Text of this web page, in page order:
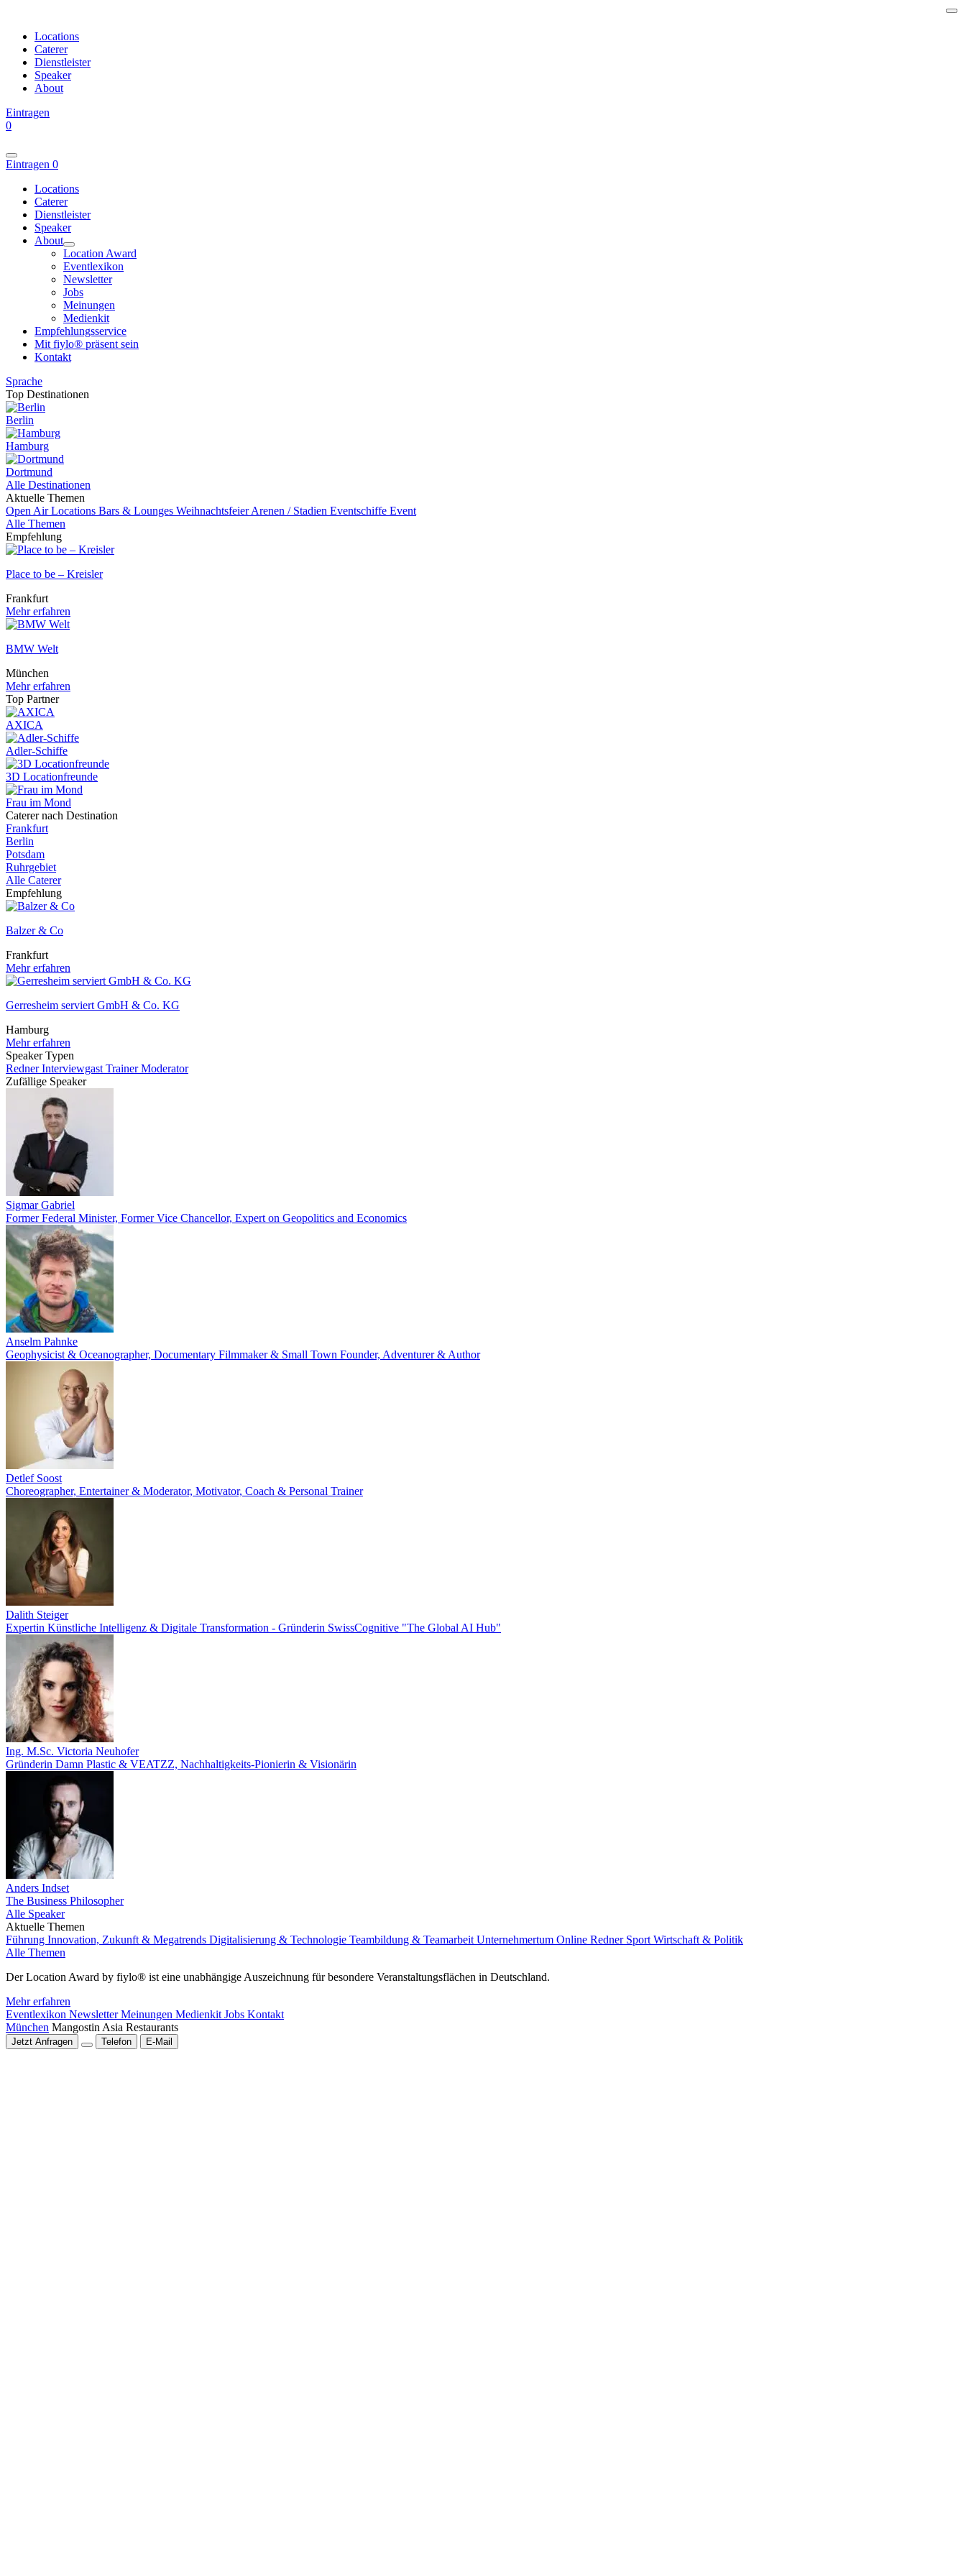
Locations
Caterer
Dienstleister
Speaker
About
Eintragen
0
Eintragen 0
Locations
Caterer
Dienstleister
Speaker
About
Location Award
Eventlexikon
Newsletter
Jobs
Meinungen
Medienkit
Empfehlungsservice
Mit fiylo® präsent sein
Kontakt
Sprache
Top Destinationen
Berlin
Hamburg
Dortmund
Alle Destinationen
Aktuelle Themen
Open Air Locations Bars & Lounges WeihnachtsfeierArenen / Stadien Eventschiffe Event
Alle Themen
Empfehlung
Place to be – Kreisler
Frankfurt
Mehr erfahren
BMW Welt
München
Mehr erfahren
Top Partner
AXICA
Adler-Schiffe
3D Locationfreunde
Frau im Mond
Caterer nach Destination
Frankfurt
Berlin
Potsdam
Ruhrgebiet
Alle Caterer
Empfehlung
Balzer & Co
Frankfurt
Mehr erfahren
Gerresheim serviert GmbH & Co. KG
Hamburg
Mehr erfahren
Speaker Typen
RednerInterviewgast TrainerModerator
Zufällige Speaker
Sigmar Gabriel
Former Federal Minister, Former Vice Chancellor, Expert on Geopolitics and Economics
Anselm Pahnke
Geophysicist & Oceanographer, Documentary Filmmaker & Small Town Founder, Adventurer & Author
Detlef Soost
Choreographer, Entertainer & Moderator, Motivator, Coach & Personal Trainer
Dalith Steiger
Expertin Künstliche Intelligenz & Digitale Transformation - Gründerin SwissCognitive "The Global AI Hub"
Ing. M.Sc. Victoria Neuhofer
Gründerin Damn Plastic & VEATZZ, Nachhaltigkeits‑Pionierin & Visionärin
Anders Indset
The Business Philosopher
Alle Speaker
Aktuelle Themen
Führung Innovation, Zukunft & Megatrends Digitalisierung & Technologie Teambildung & Teamarbeit Unternehmertum Online Redner Sport Wirtschaft & Politik
Alle Themen
Der Location Award by fiylo® ist eine unabhängige Auszeichnung für besondere Veranstaltungsflächen in Deutschland.
Mehr erfahren
Eventlexikon NewsletterMeinungen Medienkit Jobs Kontakt
München Mangostin Asia Restaurants
Jetzt Anfragen Telefon E-Mail